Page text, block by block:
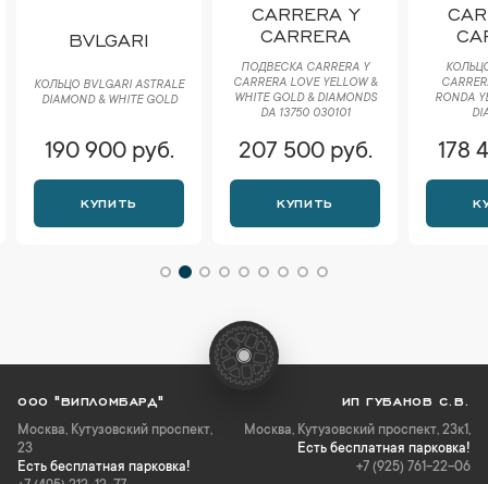
BVLGARI
КОЛЬЦО BVLGARI ASTRALE
DIAMOND & WHITE GOLD
190 900 руб.
КУПИТЬ
CARRERA Y
CARRERA
ПОДВЕСКА CARRERA Y
CARRERA LOVE YELLOW &
WHITE GOLD & DIAMONDS
DA 13750 030101
207 500 руб.
КУПИТЬ
RONDA
178
ООО "ВИПЛОМБАРД"
Москва, Кутузовский проспект,
23
Есть бесплатная парковка!
ИП ГУБАНОВ С.В.
Москва, Кутузовский проспект, 23к1,
Есть бесплатная парковка!
+7 (925) 761-22-06